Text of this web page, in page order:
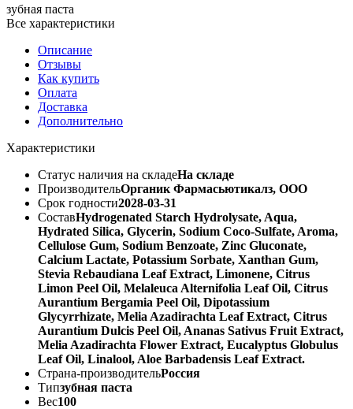
зубная паста
Все характеристики
Описание
Отзывы
Как купить
Оплата
Доставка
Дополнительно
Характеристики
Статус наличия на складеНа складе
ПроизводительОрганик Фармасьютикалз, ООО
Срок годности2028-03-31
СоставHydrogenated Starch Hydrolysate, Aqua,
Hydrated Silica, Glycerin, Sodium Coco-Sulfate, Aroma,
Cellulose Gum, Sodium Benzoate, Zinc Gluconate,
Calcium Lactate, Potassium Sorbate, Xanthan Gum,
Stevia Rebaudiana Leaf Extract, Limonene, Citrus
Limon Peel Oil, Melaleuca Alternifolia Leaf Oil, Citrus
Aurantium Bergamia Peel Oil, Dipotassium
Glycyrrhizate, Melia Azadirachta Leaf Extract, Citrus
Aurantium Dulcis Peel Oil, Ananas Sativus Fruit Extract,
Melia Azadirachta Flower Extract, Eucalyptus Globulus
Leaf Oil, Linalool, Aloe Barbadensis Leaf Extract.
Страна-производительРоссия
Типзубная паста
Вес100